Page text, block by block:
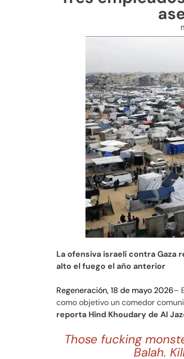
La ofensiva israelí contra Gaza
alto el fuego el año anterior
Regeneración, 18 de mayo 2026–
como objetivo un comedor
reporta Hind Khoudary de Al
Those fucking
Balah.